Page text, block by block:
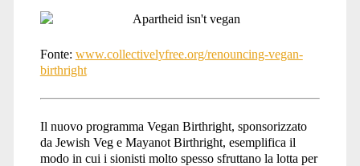
animali
palestina</span>
Fonte: www.collectivelyfree.org/renouncing-vegan-
birthright
Il nuovo programma Vegan Birthright, sponsorizzato
da Jewish Veg e Mayanot Birthright, esemplifica il
modo in cui i sionisti molto spesso sfruttano la lotta per